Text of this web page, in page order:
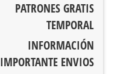
PATRONES GRATIS
TEMPORAL
INFORMACIÓN
IMPORTANTE ENVIOS